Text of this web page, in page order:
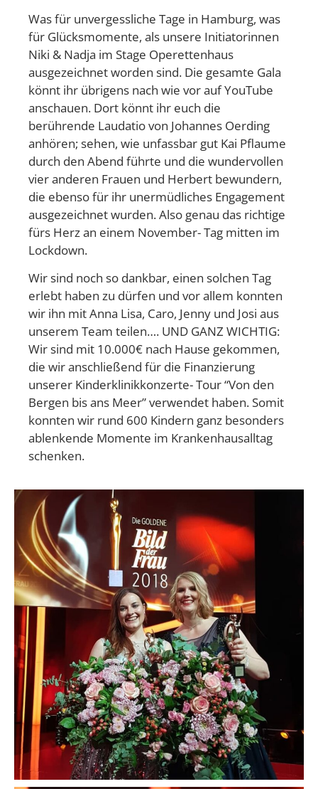
Was für unvergessliche Tage in Hamburg, was
für Glücksmomente, als unsere Initiatorinnen
Niki & Nadja im Stage Operettenhaus
ausgezeichnet worden sind. Die gesamte Gala
könnt ihr übrigens nach wie vor auf YouTube
anschauen. Dort könnt ihr euch die
berührende Laudatio von Johannes Oerding
anhören; sehen, wie unfassbar gut Kai Pflaume
durch den Abend führte und die wundervollen
vier anderen Frauen und Herbert bewundern,
die ebenso für ihr unermüdliches Engagement
ausgezeichnet wurden. Also genau das richtige
fürs Herz an einem November- Tag mitten im
Lockdown.
Wir sind noch so dankbar, einen solchen Tag
erlebt haben zu dürfen und vor allem konnten
wir ihn mit Anna Lisa, Caro, Jenny und Josi aus
unserem Team teilen…. UND GANZ WICHTIG:
Wir sind mit 10.000€ nach Hause gekommen,
die wir anschließend für die Finanzierung
unserer Kinderklinikkonzerte- Tour “Von den
Bergen bis ans Meer” verwendet haben. Somit
konnten wir rund 600 Kindern ganz besonders
ablenkende Momente im Krankenhausalltag
schenken.